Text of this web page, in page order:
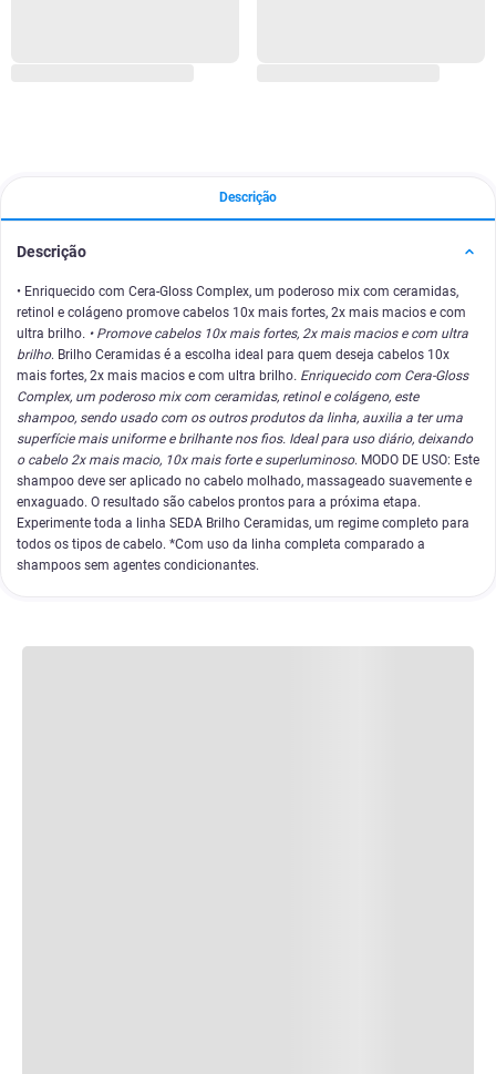
Descrição
Descrição
• Enriquecido com Cera-Gloss Complex, um poderoso mix com ceramidas,
retinol e colágeno promove cabelos 10x mais fortes, 2x mais macios e com
ultra brilho. • Promove cabelos 10x mais fortes, 2x mais macios e com ultra
brilho. Brilho Ceramidas é a escolha ideal para quem deseja cabelos 10x
mais fortes, 2x mais macios e com ultra brilho. Enriquecido com Cera-Gloss
Complex, um poderoso mix com ceramidas, retinol e colágeno, este
shampoo, sendo usado com os outros produtos da linha, auxilia a ter uma
superfície mais uniforme e brilhante nos fios. Ideal para uso diário, deixando
o cabelo 2x mais macio, 10x mais forte e superluminoso. MODO DE USO: Este
shampoo deve ser aplicado no cabelo molhado, massageado suavemente e
enxaguado. O resultado são cabelos prontos para a próxima etapa.
Experimente toda a linha SEDA Brilho Ceramidas, um regime completo para
todos os tipos de cabelo. *Com uso da linha completa comparado a
shampoos sem agentes condicionantes.